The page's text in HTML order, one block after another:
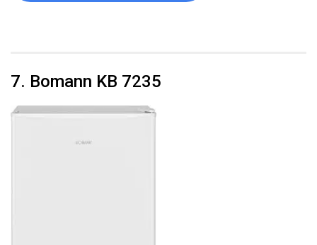
7. Bomann KB 7235